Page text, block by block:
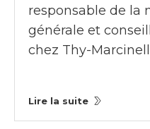
responsable de la
générale et
chez Thy-
Lire la suite